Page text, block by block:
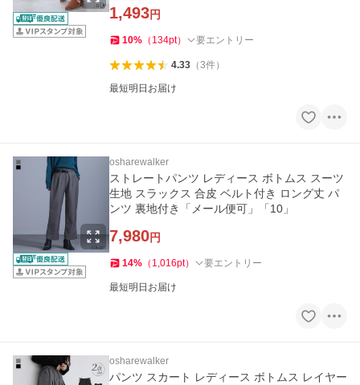
1,493円
10% （ 134pt） 要エントリー
4.33（3件）
最短明日お届け
osharewalker
ストレートパンツ レディース ボトムス スーツ
生地 スラックス 合皮 ベルト付き ロング丈 パ
ンツ 裏地付き「メール便可」「10」
7,980円
14% （ 1,016pt） 要エントリー
最短明日お届け
osharewalker
パンツ スカート レディース ボトムス レイヤー